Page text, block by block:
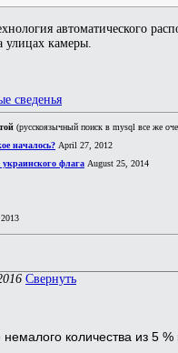
автоматического
улицах камеры.
сведенья
(русскоязычный поиск в mysql все же
началось? April 27, 2012
украинского флага August 25, 2014
Свернуть
количества из 5